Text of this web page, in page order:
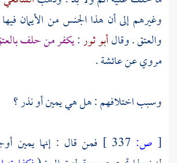
وغيرهم إلى أن هذا الجنس من الأيمان فيها
والعتق . وقالأبو ثور:يكفر من حلف
مروي عنعائشة.
وسبب اختلافهم : هل هي يمين أو نذر ؟
[ ص:
فمن قال : إنها يمين